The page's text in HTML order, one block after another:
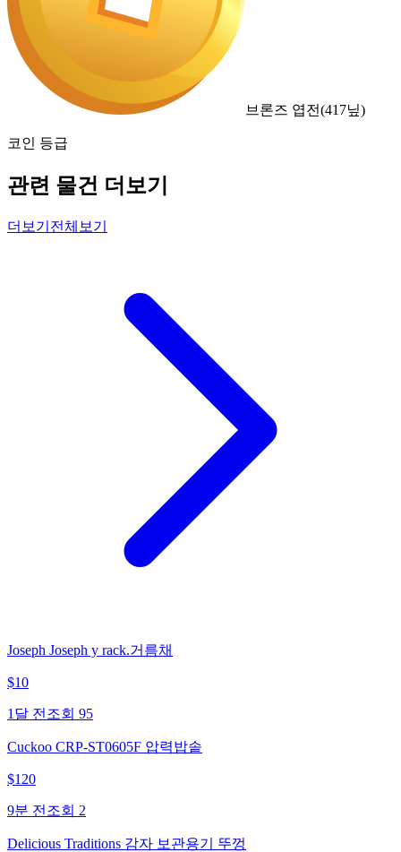
브론즈 엽전(417닢)
코인 등급
관련 물건 더보기
더보기 전체보기
Joseph Joseph y rack.거름채
$10
1달 전 조회 95
Cuckoo CRP-ST0605F 압력밥솥
$120
9분 전 조회 2
Delicious Traditions 감자 보관용기 뚜껑